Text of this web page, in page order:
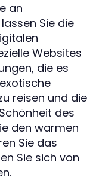
an
Sie die
Websites
die es
reisen und die
des
den warmen
Sie das
Sie sich von